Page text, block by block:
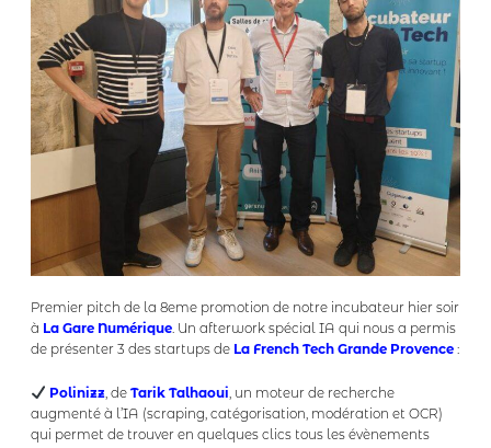
Premier pitch de la 8eme promotion de notre incubateur hier soir
à La Gare Numérique . Un afterwork spécial IA qui nous a permis
de présenter 3 des startups de La French Tech Grande Provence :
Polinizz, de Tarik Talhaoui, un moteur de recherche
augmenté à l’IA (scraping, catégorisation, modération et OCR)
qui permet de trouver en quelques clics tous les évènements